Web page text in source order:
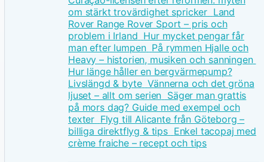
om stärkt trovärdighet spricker Land
Rover Range Rover Sport – pris och
problem i Irland Hur mycket pengar får
man efter lumpen På rymmen Hjalle och
Heavy – historien, musiken och sanningen
Hur länge håller en bergvärmepump?
Livslängd & byte Vännerna och det gröna
ljuset – allt om serien Säger man grattis
på mors dag? Guide med exempel och
texter Flyg till Alicante från Göteborg –
billiga direktflyg & tips Enkel tacopaj med
crème fraiche – recept och tips